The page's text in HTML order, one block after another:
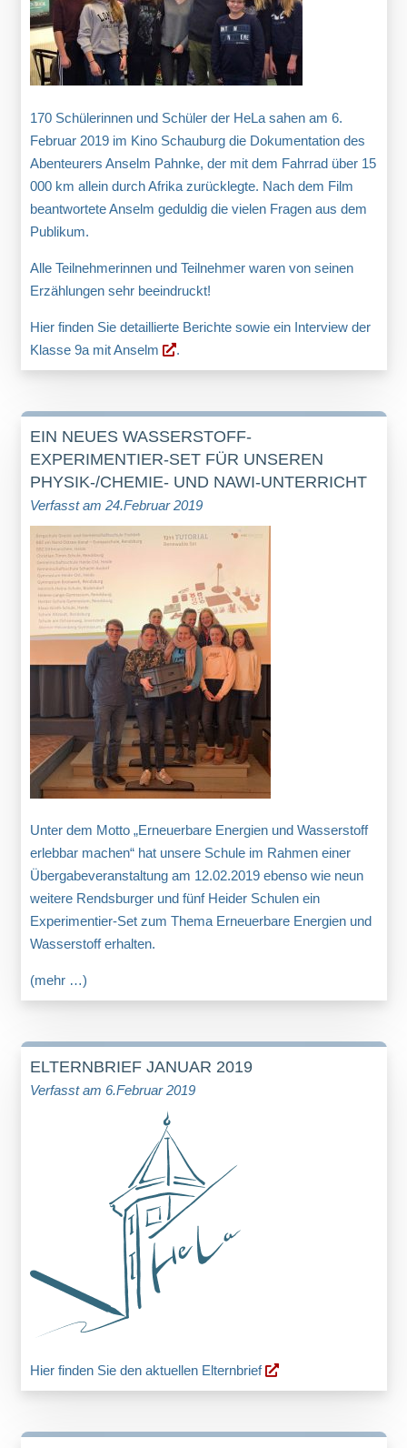
170 Schülerinnen und Schüler der HeLa sahen am 6.
Februar 2019 im Kino Schauburg die Dokumentation des
Abenteurers Anselm Pahnke, der mit dem Fahrrad über 15
000 km allein durch Afrika zurücklegte. Nach dem Film
beantwortete Anselm geduldig die vielen Fragen aus dem
Publikum.
Alle Teilnehmerinnen und Teilnehmer waren von seinen
Erzählungen sehr beeindruckt!
Hier finden Sie detaillierte Berichte sowie ein Interview der
Klasse 9a mit Anselm
.
EIN NEUES WASSERSTOFF-
EXPERIMENTIER-SET FÜR UNSEREN
PHYSIK-/CHEMIE- UND NAWI-UNTERRICHT
Verfasst am 24.Februar 2019
Unter dem Motto „Erneuerbare Energien und Wasserstoff
erlebbar machen“ hat unsere Schule im Rahmen einer
Übergabeveranstaltung am 12.02.2019 ebenso wie neun
weitere Rendsburger und fünf Heider Schulen ein
Experimentier-Set zum Thema Erneuerbare Energien und
Wasserstoff erhalten.
(mehr …)
ELTERNBRIEF JANUAR 2019
Verfasst am 6.Februar 2019
Hier finden Sie den aktuellen Elternbrief